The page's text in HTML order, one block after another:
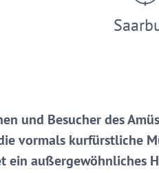
und Besucher des
vormals kurfürstliche
ein außergewöhnliches